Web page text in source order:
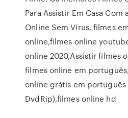
Para Assistir Em Casa Com
Online Sem Vírus, filmes
online,filmes online
online 2020,Assistir filmes
filmes online em
online grátis em português
DvdRip),filmes online hd